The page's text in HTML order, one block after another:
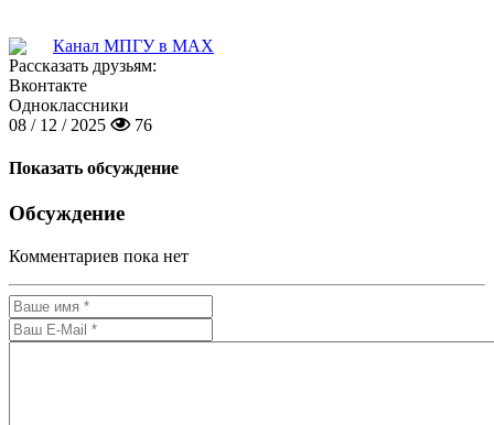
Канал МПГУ в MAX
Рассказать друзьям:
Вконтакте
Одноклассники
08 / 12 / 2025
76
Показать обсуждение
Обсуждение
Комментариев пока нет